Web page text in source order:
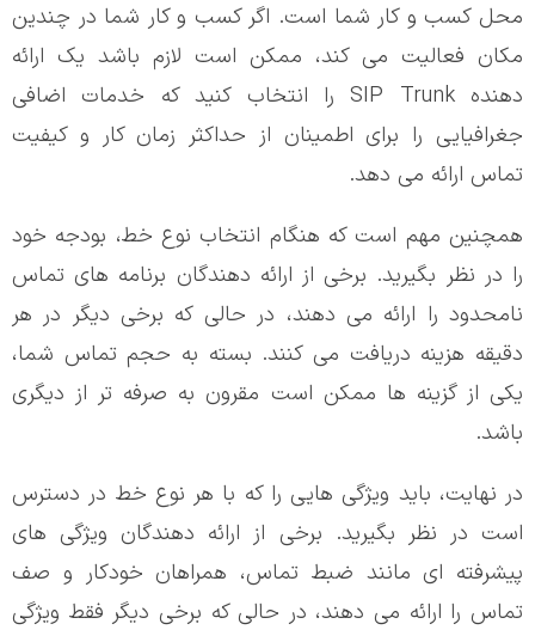
محل کسب و کار شما است. اگر کسب و کار شما در چندین
مکان فعالیت می کند، ممکن است لازم باشد یک ارائه
دهنده SIP Trunk را انتخاب کنید که خدمات اضافی
جغرافیایی را برای اطمینان از حداکثر زمان کار و کیفیت
تماس ارائه می دهد.
همچنین مهم است که هنگام انتخاب نوع خط، بودجه خود
را در نظر بگیرید. برخی از ارائه دهندگان برنامه های تماس
نامحدود را ارائه می دهند، در حالی که برخی دیگر در هر
دقیقه هزینه دریافت می کنند. بسته به حجم تماس شما،
یکی از گزینه ها ممکن است مقرون به صرفه تر از دیگری
باشد.
در نهایت، باید ویژگی هایی را که با هر نوع خط در دسترس
است در نظر بگیرید. برخی از ارائه دهندگان ویژگی های
پیشرفته ای مانند ضبط تماس، همراهان خودکار و صف
تماس را ارائه می دهند، در حالی که برخی دیگر فقط ویژگی